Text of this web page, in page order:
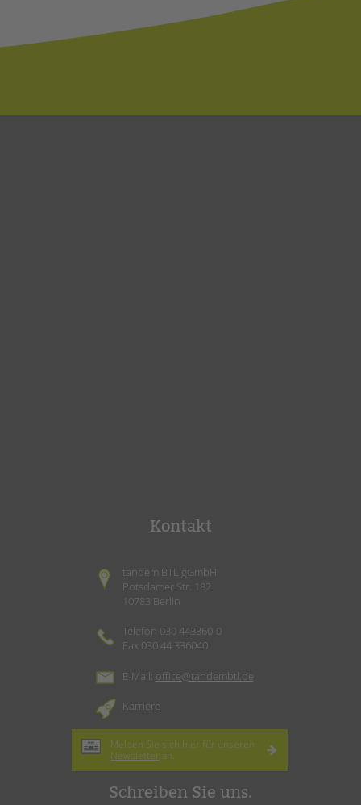
Kontakt
tandem BTL gGmbH
Potsdamer Str. 182
10783 Berlin
Telefon 030 443360-0
Fax 030 44 336040
E-Mail: office@tandembtl.de
Karriere
Melden Sie sich hier für unseren
Newsletter an.
Schreiben Sie uns.